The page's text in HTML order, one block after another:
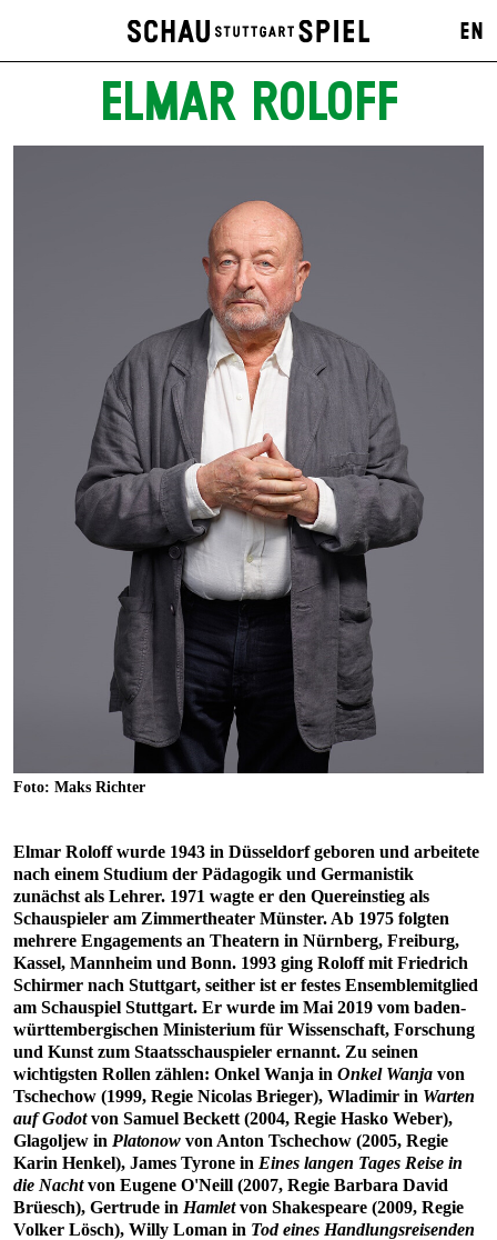
EN
ELMAR ROLOFF
Foto: Maks Richter
Elmar Roloff wurde 1943 in Düsseldorf geboren und arbeitete
nach einem Studium der Pädagogik und Germanistik
zunächst als Lehrer. 1971 wagte er den Quereinstieg als
Schauspieler am Zimmertheater Münster. Ab 1975 folgten
mehrere Engagements an Theatern in Nürnberg, Freiburg,
Kassel, Mannheim und Bonn. 1993 ging Roloff mit Friedrich
Schirmer nach Stuttgart, seither ist er festes Ensemblemitglied
am Schauspiel Stuttgart. Er wurde im Mai 2019 vom baden-
württembergischen Ministerium für Wissenschaft, Forschung
und Kunst zum Staatsschauspieler ernannt. Zu seinen
wichtigsten Rollen zählen: Onkel Wanja in Onkel Wanja von
Tschechow (1999, Regie Nicolas Brieger), Wladimir in Warten
auf Godotvon Samuel Beckett (2004, Regie Hasko Weber),
Glagoljew in Platonow von Anton Tschechow (2005, Regie
Karin Henkel), James Tyrone in Eines langen Tages Reise in
die Nachtvon Eugene O'Neill (2007, Regie Barbara David
Brüesch), Gertrude in Hamletvon Shakespeare (2009, Regie
Volker Lösch), Willy Loman in Tod eines Handlungsreisenden